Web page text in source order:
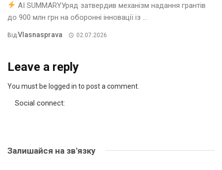
AI SUMMARYУряд затвердив механізм надання грантів
до 900 млн грн на оборонні інновації із ...
ВідVlasnasprava 02.07.2026
Leave a reply
You must be logged in to post a comment.
Social connect:
Залишайся на зв'язку